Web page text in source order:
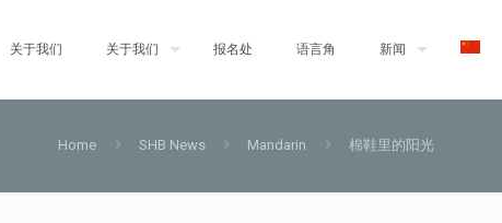
关于我们 关于我们 报名处 语言角 新闻
Home SHB News Mandarin 棉鞋里的阳光